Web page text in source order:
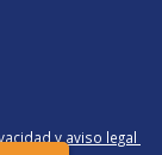
y aviso legal